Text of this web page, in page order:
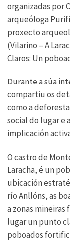
organizadas por
arqueóloga
proxecto
(Vilarino – A
Claros: Un
Durante a súa
compartiu os
como a
social do lugar e
implicación
O castro de
Laracha, é un
ubicación
río Anllóns, as
a zonas mineiras
lugar un punto
poboados